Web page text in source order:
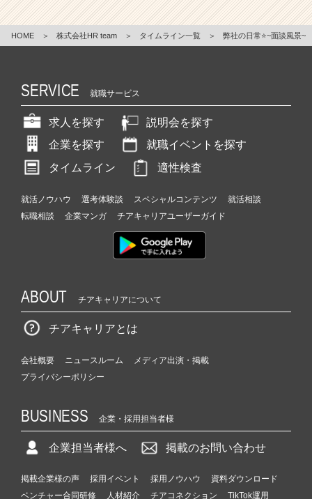
HOME ＞ 株式会社HR team ＞ タイムライン一覧 ＞ 弊社の日常⭐️~面談風景~
SERVICE 就職サービス
求人を探す
説明会を探す
企業を探す
就職イベントを探す
タイムライン
適性検査
就活ノウハウ 選考体験談 スペシャルコンテンツ
就活相談
転職相談
企業マンガ チアキャリアユーザーガイド
ABOUT チアキャリアについて
チアキャリアとは
会社概要 ニュースルーム
メディア出演・掲載
プライバシーポリシー
BUSINESS 企業・採用担当者様
企業担当者様へ 掲載のお問い合わせ
掲載企業様の声 採用イベント 採用ノウハウ
資料ダウンロード
ベンチャー合同研修
人材紹介 チアコネクション TikTok運用